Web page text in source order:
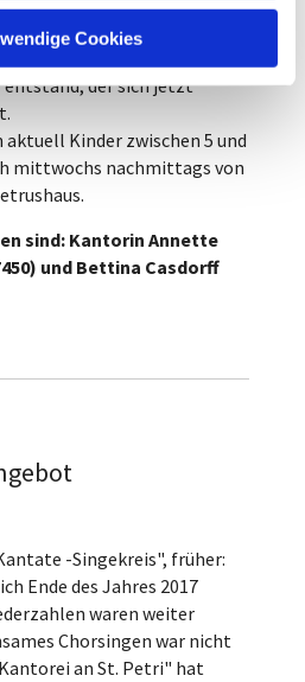
Cookies
der sich jetzt
Kinder zwischen 5 und
mittwochs nachmittags von
sind: Kantorin Annette
und Bettina Casdorff
-Singekreis", früher:
Ende des Jahres 2017
waren weiter
Chorsingen war nicht
an St. Petri" hat